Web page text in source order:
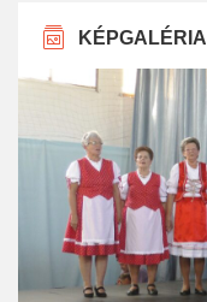
KÉPGALÉRIA